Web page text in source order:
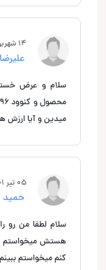
14 شهریور 1400
علیرضا
سلام و عرض
میدین و آیا ارزش
05 تیر 1401
حمید
هستش میخواستم
کنم میخواستم